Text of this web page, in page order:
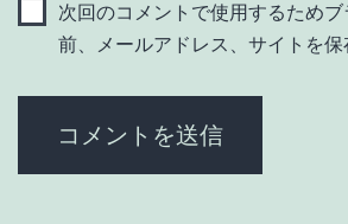
次回のコメントで使用するため
前、メールアドレス、サイトを保